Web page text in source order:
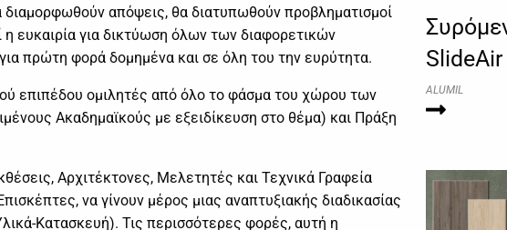
απόψεις, θα διατυπωθούν προβληματισμοί
ευκαιρία για δικτύωση όλων των διαφορετικών
για πρώτη φορά δομημένα και σε όλη του την ευρύτητα.
επιπέδου ομιλητές από όλο το φάσμα του χώρου των
Ακαδημαϊκούς με εξειδίκευση στο θέμα) και Πράξη
Αρχιτέκτονες, Μελετητές και Τεχνικά Γραφεία
να γίνουν μέρος μιας αναπτυξιακής διαδικασίας
Κατασκευή). Τις περισσότερες φορές, αυτή η
SlideAir
ALUMIL